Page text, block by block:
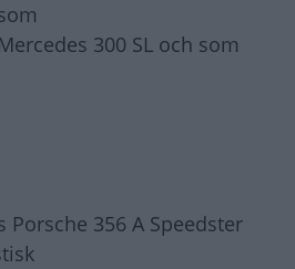
300 SL och som
Porsche 356 A Speedster